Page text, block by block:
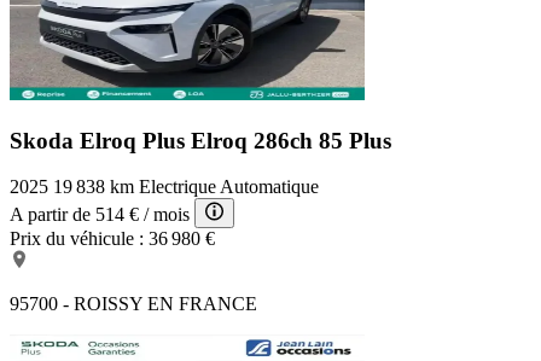
Skoda Elroq Plus Elroq 286ch 85 Plus
2025 19 838 km Electrique Automatique
A partir de 514 € / mois
Prix du véhicule : 36 980 €
95700 - ROISSY EN FRANCE